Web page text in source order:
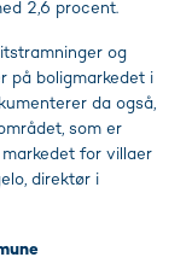
2,6 procent.
og
på boligmarkedet i
da også,
som er
for villaer
direktør i